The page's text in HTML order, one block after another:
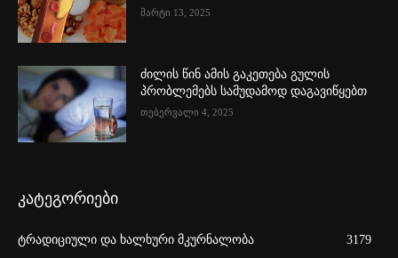
მარტი 13, 2025
ძილის წინ ამის გაკეთება გულის
პრობლემებს სამუდამოდ დაგავიწყებთ
თებერვალი 4, 2025
კატეგორიები
ტრადიციული და ხალხური მკურნალობა
3179